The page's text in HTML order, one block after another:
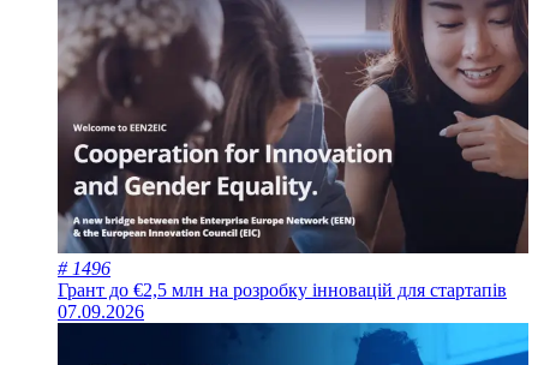
# 1496
Грант до €2,5 млн на розробку інновацій для стартапів
07.09.2026